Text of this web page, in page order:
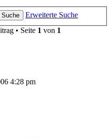
Suche
Erweiterte Suche
• Seite 1 von 1
4:28 pm